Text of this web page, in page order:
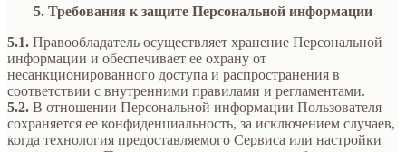
5. Требования к защите Персональной информации
5.1. Правообладатель осуществляет хранение Персональной
информации и обеспечивает ее охрану от
несанкционированного доступа и распространения в
соответствии с внутренними правилами и регламентами.
5.2. В отношении Персональной информации Пользователя
сохраняется ее конфиденциальность, за исключением случаев,
когда технология предоставляемого Сервиса или настройки